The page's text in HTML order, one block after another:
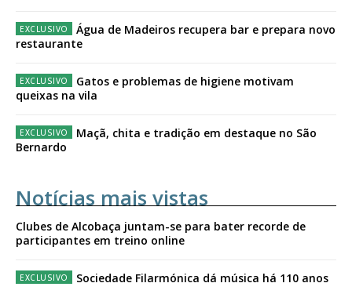
Água de Madeiros recupera bar e prepara novo
restaurante
Gatos e problemas de higiene motivam
queixas na vila
Maçã, chita e tradição em destaque no São
Bernardo
Notícias mais vistas
Clubes de Alcobaça juntam-se para bater recorde de
participantes em treino online
Sociedade Filarmónica dá música há 110 anos